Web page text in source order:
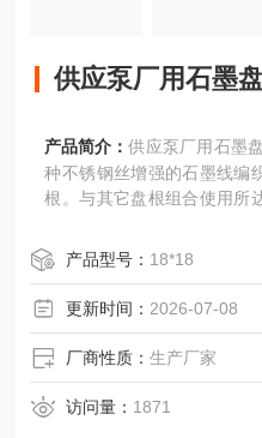
供应泵厂用石墨
产品简介：供应泵厂用石墨
种不锈钢丝增强的石墨线编
根。与其它盘根组合使用所
产品型号： 18*18
更新时间： 2026-07-08
厂商性质：生产厂家
访问量： 1871